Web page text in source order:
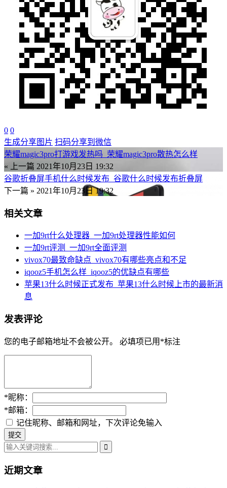
0 0
生成分享图片 扫码分享到微信
荣耀magic3pro打游戏发热吗_荣耀magic3pro散热怎么样
« 上一篇 2021年10月23日 19:32
谷歌折叠屏手机什么时候发布_谷歌什么时候发布折叠屏
下一篇 » 2021年10月23日 19:32
相关文章
一加9rt什么处理器_一加9rt处理器性能如何
一加9rt评测_一加9rt全面评测
vivox70最致命缺点_vivox70有哪些亮点和不足
iqooz5手机怎么样_iqooz5的优缺点有哪些
苹果13什么时候正式发布_苹果13什么时候上市的最新消
息
发表评论
您的电子邮箱地址不会被公开。 必填项已用 *标注
*昵称：
*邮箱：
记住昵称、邮箱和网址，下次评论免输入
近期文章